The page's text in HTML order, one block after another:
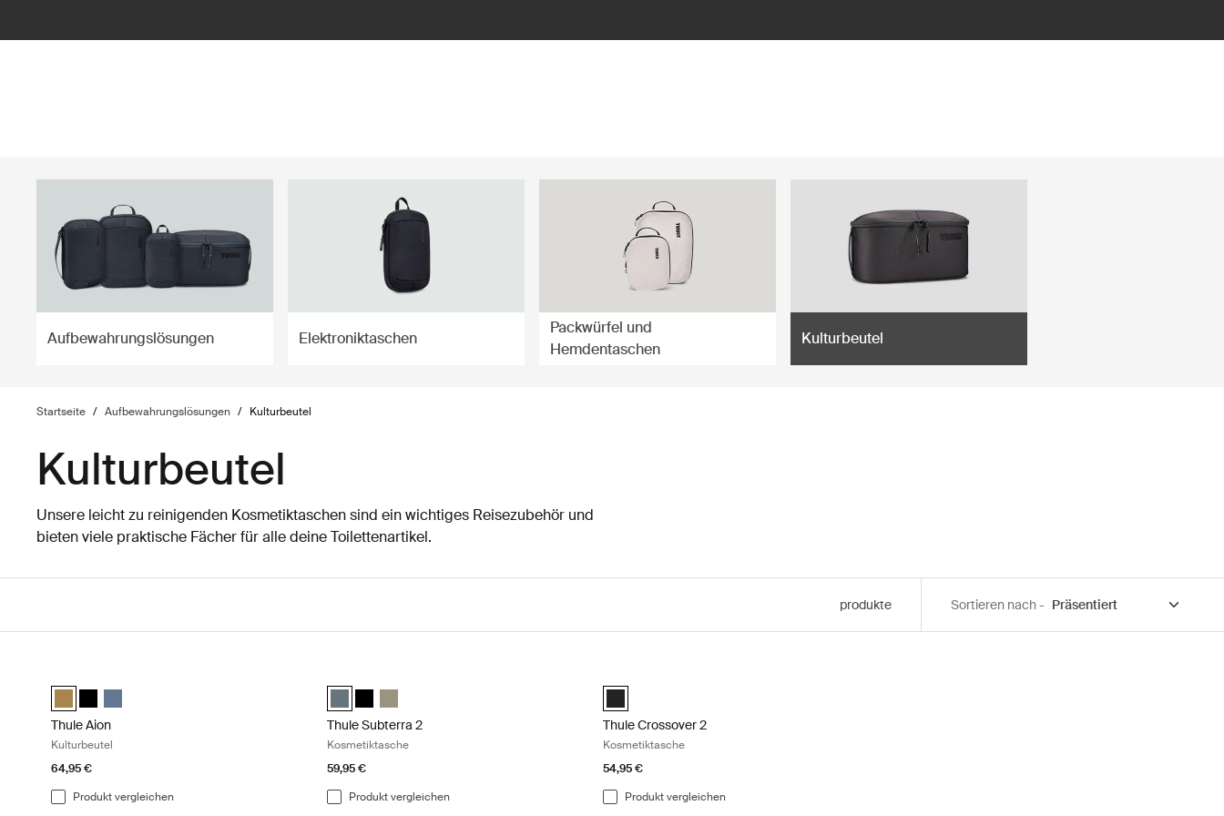
Aufbewahrungslösungen Elektroniktaschen
Packwürfel und
Hemdentaschen
Kulturbeutel
Startseite / Aufbewahrungslösungen / Kulturbeutel
Kulturbeutel
Unsere leicht zu reinigenden Kosmetiktaschen sind ein wichtiges Reisezubehör und
bieten viele praktische Fächer für alle deine Toilettenartikel.
produkte Sortieren nach -
Thule Aion toiletry bag Nutria brown (selected)
Thule Aion toiletry bag Schwarz
Thule Aion toiletry bag dunkler Schiefer
Thule Aion
Kulturbeutel
64,95 €
Produkt vergleichen
Thule Subterra toiletry bag dunkler Schiefer (selected)
Thule Subterra toiletry bag Schwarz
Thule Subterra toiletry bag Vetivergrau
Thule Subterra 2
Kosmetiktasche
59,95 €
Produkt vergleichen
Thule Crossover 2 toiletry bag Schwarz (selected)
Thule Crossover 2
Kosmetiktasche
54,95 €
Produkt vergleichen